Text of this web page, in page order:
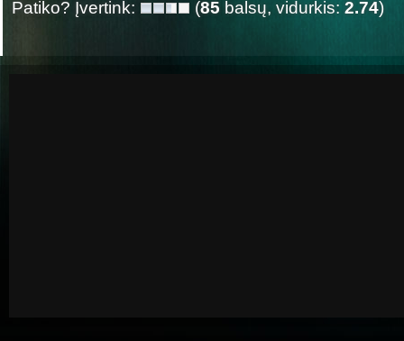
Patiko? Įvertink:
(85 balsų, vidurkis: 2.74)